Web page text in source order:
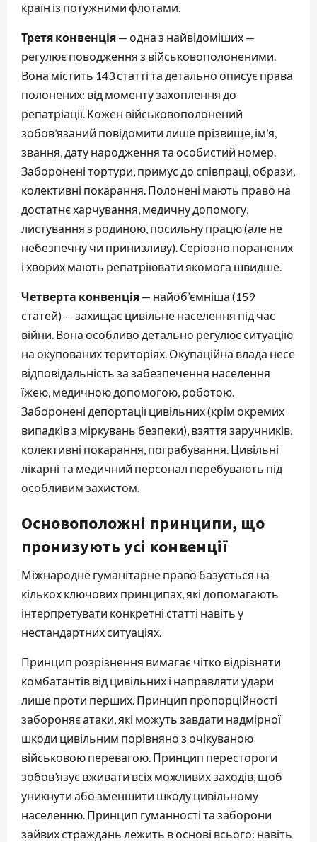
країн із потужними флотами.
Третя конвенція — одна з найвідоміших —
регулює поводження з військовополоненими.
Вона містить 143 статті та детально описує права
полонених: від моменту захоплення до
репатріації. Кожен військовополонений
зобов’язаний повідомити лише прізвище, ім’я,
звання, дату народження та особистий номер.
Заборонені тортури, примус до співпраці, образи,
колективні покарання. Полонені мають право на
достатнє харчування, медичну допомогу,
листування з родиною, посильну працю (але не
небезпечну чи принизливу). Серіозно поранених
і хворих мають репатріювати якомога швидше.
Четверта конвенція — найоб’ємніша (159
статей) — захищає цивільне населення під час
війни. Вона особливо детально регулює ситуацію
на окупованих територіях. Окупаційна влада несе
відповідальність за забезпечення населення
їжею, медичною допомогою, роботою.
Заборонені депортації цивільних (крім окремих
випадків з міркувань безпеки), взяття заручників,
колективні покарання, пограбування. Цивільні
лікарні та медичний персонал перебувають під
особливим захистом.
Основоположні принципи, що
пронизують усі конвенції
Міжнародне гуманітарне право базується на
кількох ключових принципах, які допомагають
інтерпретувати конкретні статті навіть у
нестандартних ситуаціях.
Принцип розрізнення вимагає чітко відрізняти
комбатантів від цивільних і направляти удари
лише проти перших. Принцип пропорційності
забороняє атаки, які можуть завдати надмірної
шкоди цивільним порівняно з очікуваною
військовою перевагою. Принцип перестороги
зобов’язує вживати всіх можливих заходів, щоб
уникнути або зменшити шкоду цивільному
населенню. Принцип гуманності та заборони
зайвих страждань лежить в основі всього: навіть